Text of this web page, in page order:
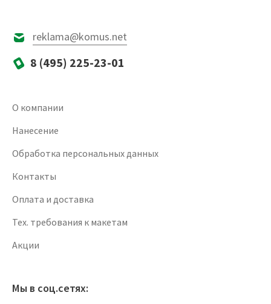
reklama@komus.net
8 (495) 225-23-01
О компании
Нанесение
Обработка персональных данных
Контакты
Оплата и доставка
Тех. требования к макетам
Акции
Мы в соц.сетях: